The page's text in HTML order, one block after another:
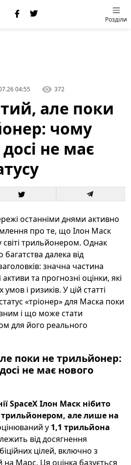
Розділи
04:55 372
але поки
чому
не має
останніми днями активно
про те, що Ілон Маск
трильйонером. Однак
далека від
значна частина
та прогнозні оцінки, які
і ризиків. У цій статті
«тріонер» для Маска поки
і що може стати
для його реального
поки не трильйонер:
не має нового
SpaceX Ілон Маск нібито
трильйонером, але лише на
у 1,1 трильйона
від досягнення
цілей, включно з
Марс. Ця оцінка базується